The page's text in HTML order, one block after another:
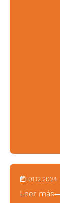
01.12.2024
Leer más